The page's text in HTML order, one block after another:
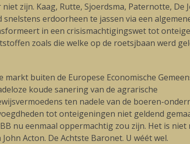
zijn. Kaag, Rutte, Sjoerdsma, Paternotte, De
erdoorheen te jassen via een
in een crisismachtigingswet tot
zoals die welke op de roetsjbaan werd
buiten de Europese Economische
koude sanering van de agrarische
ten nadele van de boeren-
tot onteigeningen niet geldend
nu eenmaal oppermachtig zou zijn. Het is niet
Acton. De Achtste Baronet. U wéét wel.